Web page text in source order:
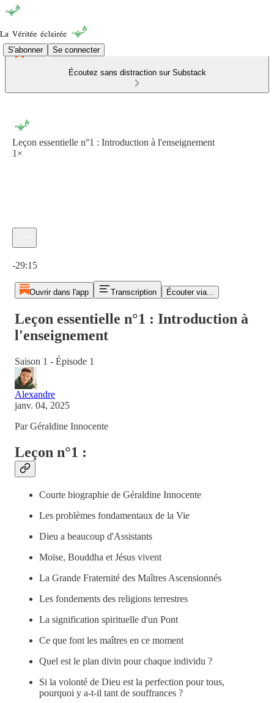
S'abonner Se connecter
Écoutez sans distraction sur Substack
Leçon essentielle n°1 : Introduction à l'enseignement
1×
-29:15
Ouvrir dans l'app Transcription Écouter via...
Leçon essentielle n°1 : Introduction à
l'enseignement
Saison 1 - Épisode 1
Alexandre
janv. 04, 2025
Par Géraldine Innocente
Leçon n°1 :
Courte biographie de Géraldine Innocente
Les problèmes fondamentaux de la Vie
Dieu a beaucoup d'Assistants
Moïse, Bouddha et Jésus vivent
La Grande Fraternité des Maîtres Ascensionnés
Les fondements des religions terrestres
La signification spirituelle d'un Pont
Ce que font les maîtres en ce moment
Quel est le plan divin pour chaque individu ?
Si la volonté de Dieu est la perfection pour tous,
pourquoi y a-t-il tant de souffrances ?